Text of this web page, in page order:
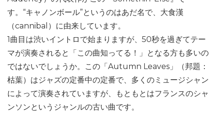
す。“キャノンボール”というのはあだ名で、大食漢
（cannibal）に由来しています。
1曲目は渋いイントロで始まりますが、50秒を過ぎてテー
マが演奏されると「この曲知ってる！」となる方も多いの
ではないでしょうか。この「Autumn Leaves」（邦題：
枯葉）はジャズの定番中の定番で、多くのミュージシャン
によって演奏されていますが、もともとはフランスのシャ
ンソンというジャンルの古い曲です。